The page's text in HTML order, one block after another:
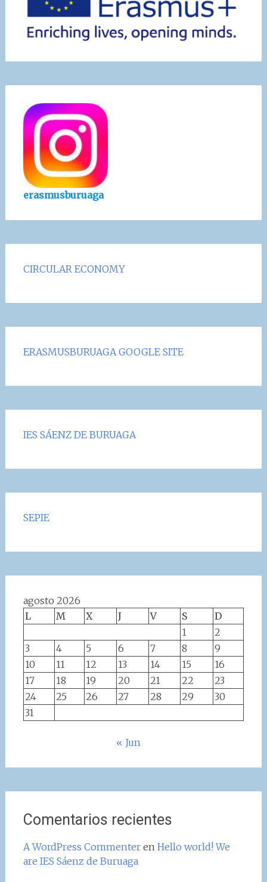
erasmusburuaga
CIRCULAR ECONOMY
ERASMUSBURUAGA GOOGLE SITE
IES SÁENZ DE BURUAGA
SEPIE
agosto 2026
L
M X J V S
D
1
2
3
4 5 6 7 8
9
10
11 12 13 14 15
16
17
18 19 20 21 22
23
24
25 26 27 28 29
30
31
« Jun
Comentarios recientes
A WordPress Commenteren Hello world! We
are IES Sáenz de Buruaga